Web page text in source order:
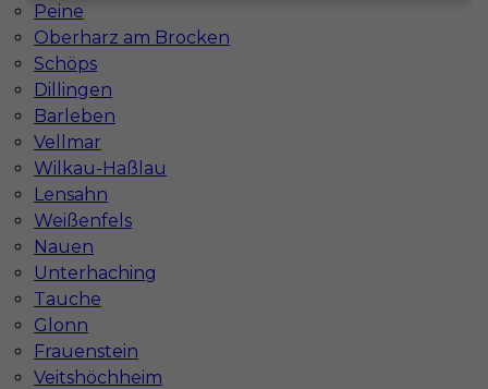
Peine
Oberharz am Brocken
Schöps
Dillingen
Barleben
Vellmar
Wilkau-Haßlau
Lensahn
Weißenfels
Nauen
Unterhaching
Tauche
Glonn
Frauenstein
Veitshöchheim
Dekarz zagranica praca od zaraz
Kategoria Prace budowlane
Lokalizacja
Wymagane języki
komunikatywny
Stawka 15 - 17 € / h